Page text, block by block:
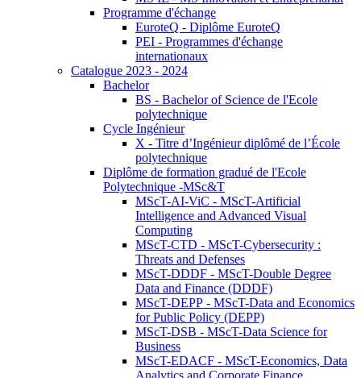
Programme d'échange
EuroteQ - Diplôme EuroteQ
PEI - Programmes d'échange
internationaux
Catalogue 2023 - 2024
Bachelor
BS - Bachelor of Science de l'Ecole
polytechnique
Cycle Ingénieur
X - Titre d’Ingénieur diplômé de l’École
polytechnique
Diplôme de formation gradué de l'Ecole
Polytechnique -MSc&T
MScT-AI-ViC - MScT-Artificial
Intelligence and Advanced Visual
Computing
MScT-CTD - MScT-Cybersecurity :
Threats and Defenses
MScT-DDDF - MScT-Double Degree
Data and Finance (DDDF)
MScT-DEPP - MScT-Data and Economics
for Public Policy (DEPP)
MScT-DSB - MScT-Data Science for
Business
MScT-EDACF - MScT-Economics, Data
Analytics and Corporate Finance